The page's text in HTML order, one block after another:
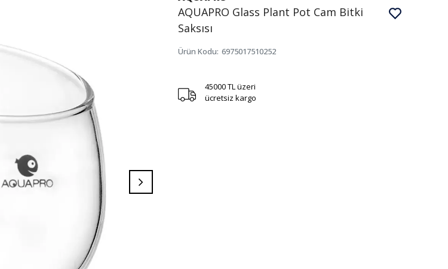
AQUAPRO Glass Plant Pot Cam Bitki
Saksısı
Ürün Kodu: 6975017510252
45000 TL üzeri
ücretsiz kargo